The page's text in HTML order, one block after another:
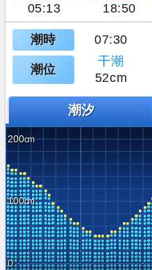
05:13 18:50
潮時 07:30
潮位
干潮
52cm
潮汐
200
100
0